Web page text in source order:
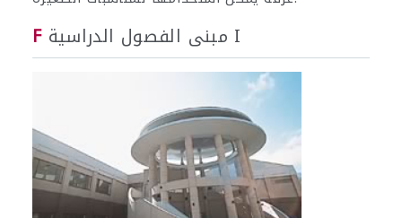
F مبنى الفصول الدراسية I